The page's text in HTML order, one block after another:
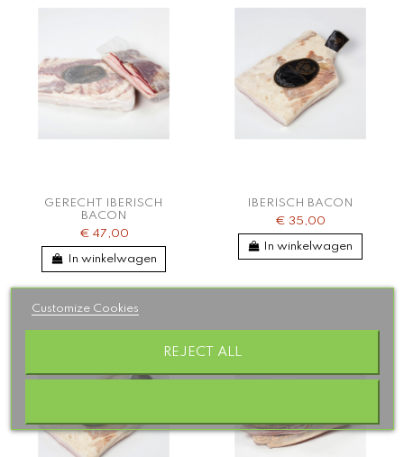
GERECHT IBERISCH
BACON
€ 47,00
In winkelwagen
IBERISCH BACON
€ 35,00
In winkelwagen
Customize Cookies
REJECT ALL